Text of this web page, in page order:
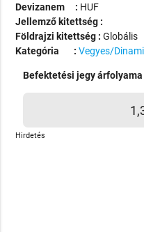
Devizanem : HUF
Jellemző kitettség :
Földrajzi kitettség :Globális
Kategória : Vegyes/
Befektetési jegy árfolyama
Hirdetés